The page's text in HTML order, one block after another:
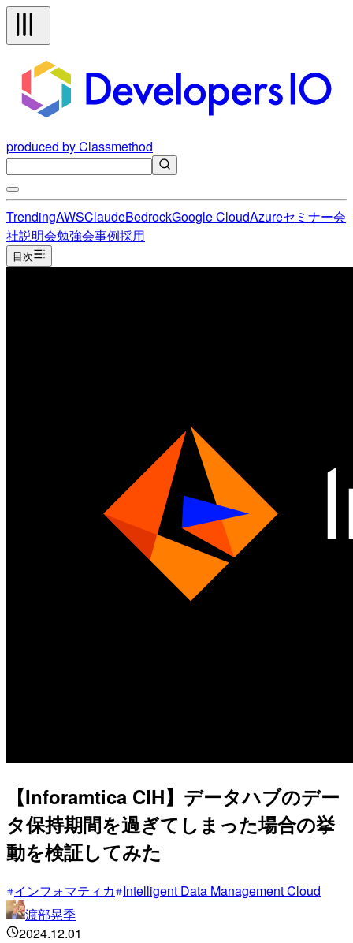
produced by Classmethod
TrendingAWSClaudeBedrockGoogle CloudAzureセミナー会
社説明会勉強会事例採用
目次
【Inforamtica CIH】データハブのデー
タ保持期間を過ぎてしまった場合の挙
動を検証してみた
インフォマティカ Intelligent Data Management Cloud
渡部晃季
2024.12.01